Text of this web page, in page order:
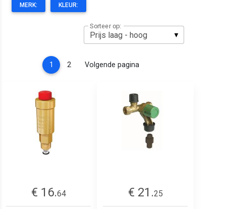
MERK: KLEUR:
Sorteer op:
1 (current)
2 Volgende pagina
€ 16.64
€ 21.25